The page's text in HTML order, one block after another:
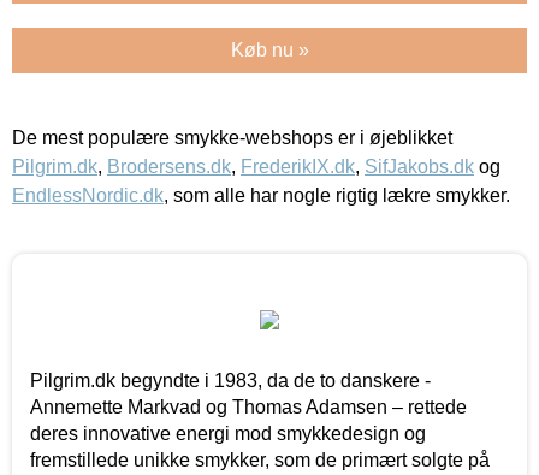
Køb nu »
De mest populære smykke-webshops er i øjeblikket
Pilgrim.dk, Brodersens.dk, FrederikIX.dk, SifJakobs.dk og
EndlessNordic.dk, som alle har nogle rigtig lækre smykker.
Pilgrim.dk begyndte i 1983, da de to danskere -
Annemette Markvad og Thomas Adamsen – rettede
deres innovative energi mod smykkedesign og
fremstillede unikke smykker, som de primært solgte på